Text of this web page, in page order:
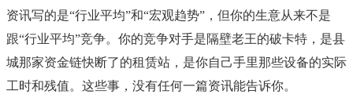
资讯写的是“行业平均”和“宏观趋势”，但你的生意从来不是
跟“行业平均”竞争。你的竞争对手是隔壁老王的破卡特，是县
城那家资金链快断了的租赁站，是你自己手里那些设备的实际
工时和残值。这些事，没有任何一篇资讯能告诉你。